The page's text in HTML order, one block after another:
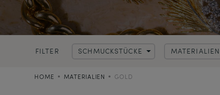
FILTER SCHMUCKSTÜCKE MATERIALIEN
HOME MATERIALIEN GOLD